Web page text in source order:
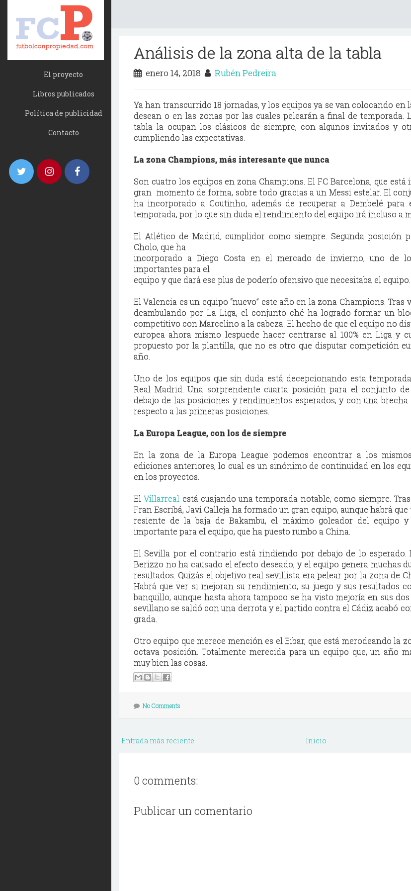
El proyecto
Libros publicados
Política de publicidad
Contacto
Análisis de la zona alta de la tabla
enero 14, 2018 Rubén Pedreira
Ya han transcurrido 18 jornadas, y los equipos ya se van colocando en
desean o en las zonas por las cuales pelearán a final de temporada.
tabla la ocupan los clásicos de siempre, con algunos invitados y
cumpliendo las expectativas.
La zona Champions, más interesante que nunca
Son cuatro los equipos en zona Champions. El FC Barcelona, que está
gran momento de forma, sobre todo gracias a un Messi estelar. El
ha incorporado a Coutinho, además de recuperar a Dembelé
temporada, por lo que sin duda el rendimiento del equipo irá incluso a
El Atlético de Madrid, cumplidor como siempre. Segunda posición
Cholo, que ha
incorporado a Diego Costa en el mercado de invierno, uno de
importantes para el
equipo y que dará ese plus de poderío ofensivo que necesitaba el equipo.
El Valencia es un equipo “nuevo” este año en la zona Champions. Tras
deambulando por La Liga, el conjunto ché ha logrado formar un
competitivo con Marcelino a la cabeza. El hecho de que el equipo no
europea ahora mismo lespuede hacer centrarse al 100% en Liga y
propuesto por la plantilla, que no es otro que disputar competición
año.
Uno de los equipos que sin duda está decepcionando esta
Real Madrid. Una sorprendente cuarta posición para el conjunto
debajo de las posiciones y rendimientos esperados, y con una
respecto a las primeras posiciones.
La Europa League, con los de siempre
En la zona de la Europa League podemos encontrar a los
ediciones anteriores, lo cual es un sinónimo de continuidad en los
en los proyectos.
ElVillarreal está cuajando una temporada notable, como siempre.
Fran Escribá, Javi Calleja ha formado un gran equipo, aunque habrá que
resiente de la baja de Bakambu, el máximo goleador del equipo
importante para el equipo, que ha puesto rumbo a China.
El Sevilla por el contrario está rindiendo por debajo de lo esperado.
Berizzo no ha causado el efecto deseado, y el equipo genera muchas
resultados. Quizás el objetivo real sevillista era pelear por la zona de
Habrá que ver si mejoran su rendimiento, su juego y sus resultados
banquillo, aunque hasta ahora tampoco se ha visto mejoría en sus
sevillano se saldó con una derrota y el partido contra el Cádiz acabó
grada.
Otro equipo que merece mención es el Eibar, que está merodeando la
octava posición. Totalmente merecida para un equipo que, un año
muy bien las cosas.
No Comments
Entrada más reciente Inicio
0 comments:
Publicar un comentario